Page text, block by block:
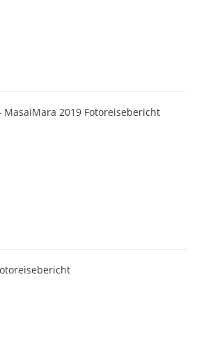
MasaiMara 2019 Fotoreisebericht